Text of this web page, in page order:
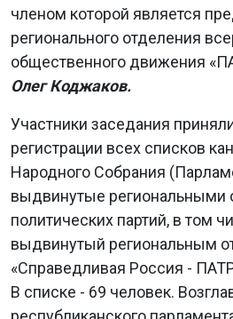
членом которой является
регионального отделения
общественного движения
Олег Коджаков.
Участники заседания
регистрации всех списков
Народного Собрания
выдвинутые региональными
политических партий, в том
выдвинутый региональным
«Справедливая Россия -
В списке - 69 человек.